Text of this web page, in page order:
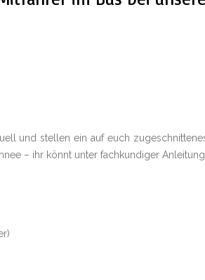
und stellen ein auf euch
– ihr könnt unter fachkundiger